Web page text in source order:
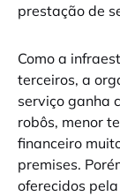
prestação de
Como a
terceiros, a
serviço ganha
robôs, menor
financeiro
premises.
oferecidos